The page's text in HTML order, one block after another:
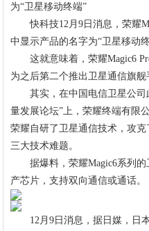
为“卫星移动终端”
快科技12月9日消息，荣耀
中显示产品的名字为“卫星移动终
这就意味着，荣耀Magic6
为之后第二个推出卫星通信旗舰
其实，在中国电信卫星公司
量发展论坛”上，荣耀终端有限
荣耀自研了卫星通信技术，攻
三大技术难题。
据爆料，荣耀Magic6系列的
产芯片，支持双向通信或通话。
12月9日消息，据日媒，日